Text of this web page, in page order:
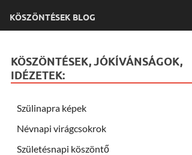
KÖSZÖNTÉSEK BLOG
KÖSZÖNTÉSEK, JÓKÍVÁNSÁGOK,
IDÉZETEK:
Szülinapra képek
Névnapi virágcsokrok
Születésnapi köszöntő